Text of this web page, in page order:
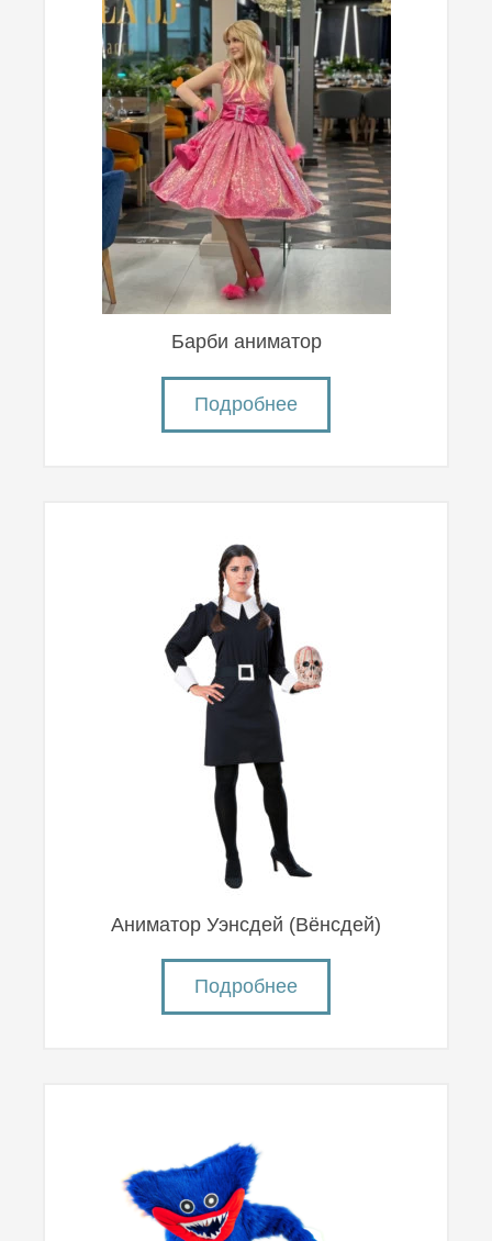
Барби аниматор
Подробнее
Аниматор Уэнсдей (Вëнсдей)
Подробнее